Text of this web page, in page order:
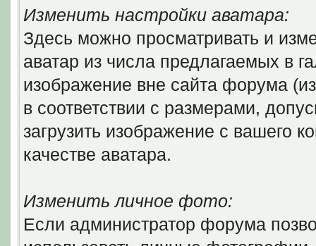
Изменить настройки аватара:
Здесь можно просматривать и
аватар из числа предлагаемых в
изображение вне сайта форума
в соответствии с размерами,
загрузить изображение с вашего
качестве аватара.
Изменить личное фото:
Если администратор форума